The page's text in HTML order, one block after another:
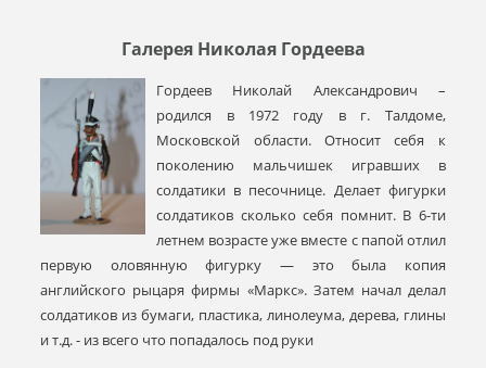
Галерея Николая Гордеева
Гордеев Николай Александрович –
родился в 1972 году в г. Талдоме,
Московской области. Относит себя к
поколению мальчишек игравших в
солдатики в песочнице. Делает фигурки
солдатиков сколько себя помнит. В 6-ти
летнем возрасте уже вместе с папой отлил
первую оловянную фигурку — это была копия
английского рыцаря фирмы «Маркс». Затем начал делал
солдатиков из бумаги, пластика, линолеума, дерева, глины
и т.д. - из всего что попадалось под руки